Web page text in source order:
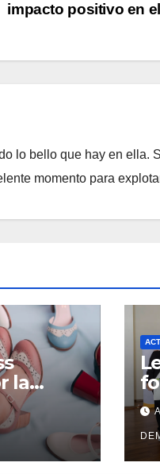
impacto positivo en
lo bello que hay en ella.
momento para
la
y